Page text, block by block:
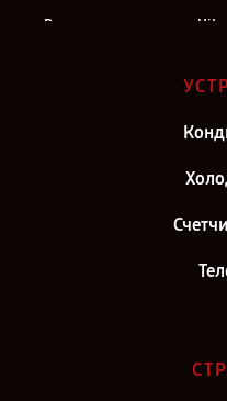
Ремонт холодильника
Ремонт холодильника
Ремонт холодильника